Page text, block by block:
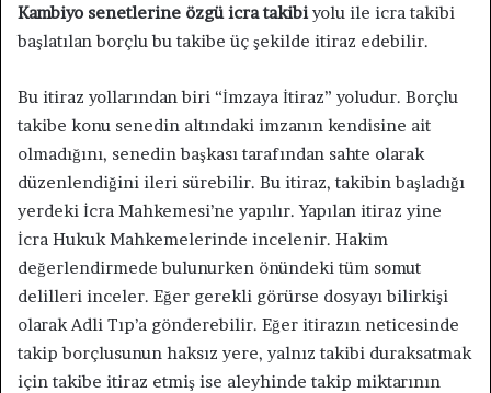
Kambiyo senetlerine özgü icra takibi yolu ile icra takibi
başlatılan borçlu bu takibe üç şekilde itiraz edebilir.
Bu itiraz yollarından biri “İmzaya İtiraz” yoludur. Borçlu
takibe konu senedin altındaki imzanın kendisine ait
olmadığını, senedin başkası tarafından sahte olarak
düzenlendiğini ileri sürebilir. Bu itiraz, takibin başladığı
yerdeki İcra Mahkemesi’ne yapılır. Yapılan itiraz yine
İcra Hukuk Mahkemelerinde incelenir. Hakim
değerlendirmede bulunurken önündeki tüm somut
delilleri inceler. Eğer gerekli görürse dosyayı bilirkişi
olarak Adli Tıp’a gönderebilir. Eğer itirazın neticesinde
takip borçlusunun haksız yere, yalnız takibi duraksatmak
için takibe itiraz etmiş ise aleyhinde takip miktarının